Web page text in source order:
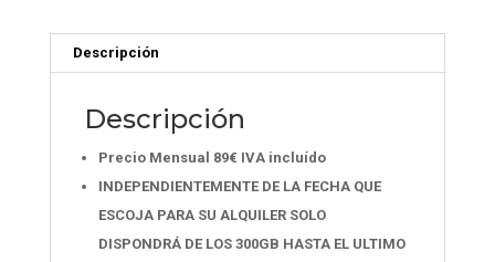
Descripción
Descripción
Precio Mensual 89€ IVA incluído
INDEPENDIENTEMENTE DE LA FECHA QUE
ESCOJA PARA SU ALQUILER SOLO
DISPONDRÁ DE LOS 300GB HASTA EL ULTIMO